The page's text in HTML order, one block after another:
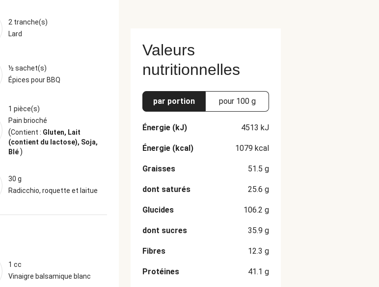
2 tranche(s)
Lard
½ sachet(s)
Épices pour BBQ
1 pièce(s)
Pain brioché
(Contient : Gluten, Lait
(contient du lactose), Soja,
Blé)
30 g
Radicchio, roquette et laitue
1 cc
Vinaigre balsamique blanc
Valeurs
nutritionnelles
par portion pour 100 g
Énergie (kJ) 4513 kJ
Énergie (kcal) 1079 kcal
Graisses 51.5 g
dont saturés 25.6 g
Glucides 106.2 g
dont sucres 35.9 g
Fibres 12.3 g
Protéines 41.1 g